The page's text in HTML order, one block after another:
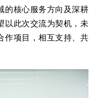
的核心服务方向及深耕
以此次交流为契机，未
作项目，相互支持、共